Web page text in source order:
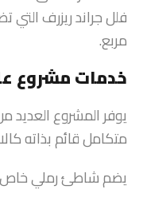
مربع.
خدمات مشروع
يوفر المشروع العديد
متكامل قائم بذاته
يضم شاطئ رملي